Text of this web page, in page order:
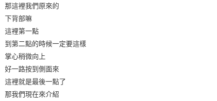
那這裡我們原來的
下背部嘛
這裡第一點
到第二點的時候一定要這樣
掌心稍微向上
好一路按到側面來
這裡就是最後一點了
那我們現在來介紹